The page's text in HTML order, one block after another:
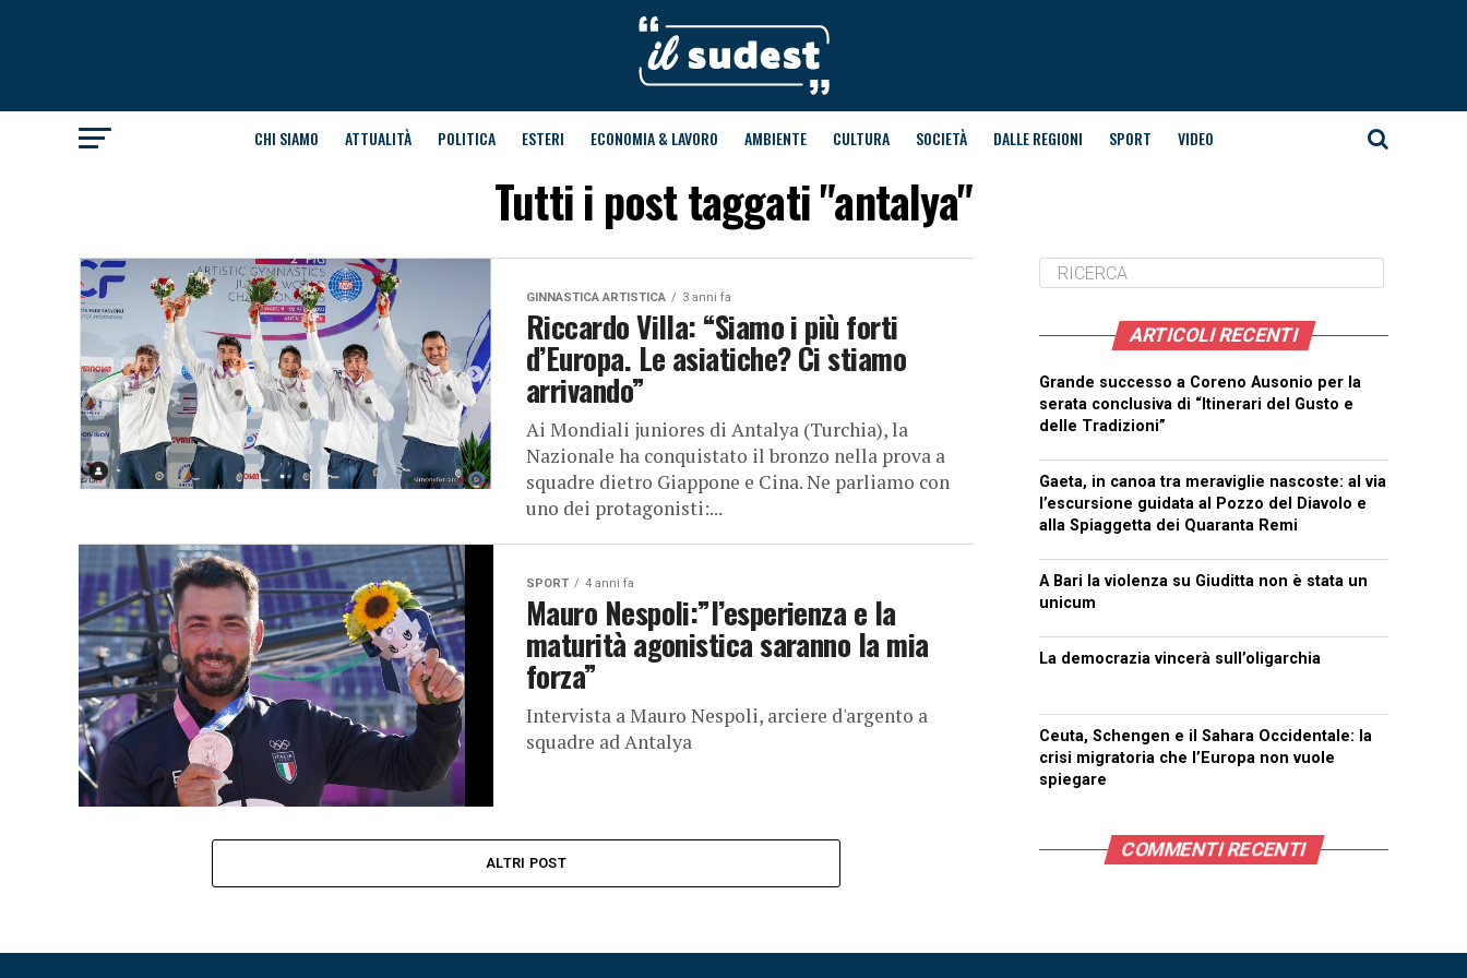
CHI SIAMO ATTUALITÀ POLITICA ESTERI ECONOMIA & LAVORO AMBIENTE CULTURA SOCIETÀ DALLE REGIONI SPORT VIDEO
Tutti i post taggati "antalya"
GINNASTICA ARTISTICA 3 anni fa
Riccardo Villa: “Siamo i più forti
d’Europa. Le asiatiche? Ci stiamo
arrivando”
Ai Mondiali juniores di Antalya (Turchia), la
Nazionale ha conquistato il bronzo nella prova a
squadre dietro Giappone e Cina. Ne parliamo con
uno dei protagonisti:...
SPORT 4 anni fa
Mauro Nespoli:”l’esperienza e la
maturità agonistica saranno la mia
forza”
Intervista a Mauro Nespoli, arciere d'argento a
squadre ad Antalya
ALTRI POST
ARTICOLI RECENTI
Grande successo a Coreno Ausonio per la
serata conclusiva di “Itinerari del Gusto e
delle Tradizioni”
Gaeta, in canoa tra meraviglie nascoste: al via
l’escursione guidata al Pozzo del Diavolo e
alla Spiaggetta dei Quaranta Remi
A Bari la violenza su Giuditta non è stata un
unicum
La democrazia vincerà sull’oligarchia
Ceuta, Schengen e il Sahara Occidentale: la
crisi migratoria che l’Europa non vuole
spiegare
COMMENTI RECENTI